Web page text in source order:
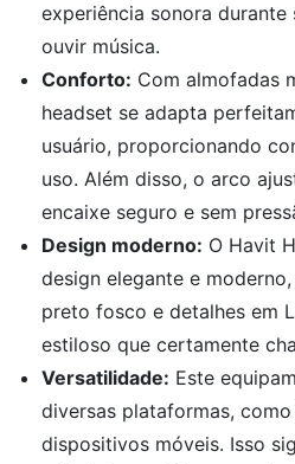
experiência sonora durante
ouvir música.
Conforto: Com almofadas
headset se adapta
usuário, proporcionando
uso. Além disso, o arco
encaixe seguro e sem
Design moderno: O Havit
design elegante e
preto fosco e detalhes em
estiloso que certamente
Versatilidade: Este
diversas plataformas,
dispositivos móveis. Isso